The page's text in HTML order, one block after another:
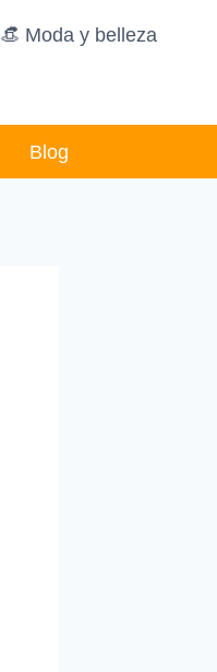
👒 Moda y belleza
Blog